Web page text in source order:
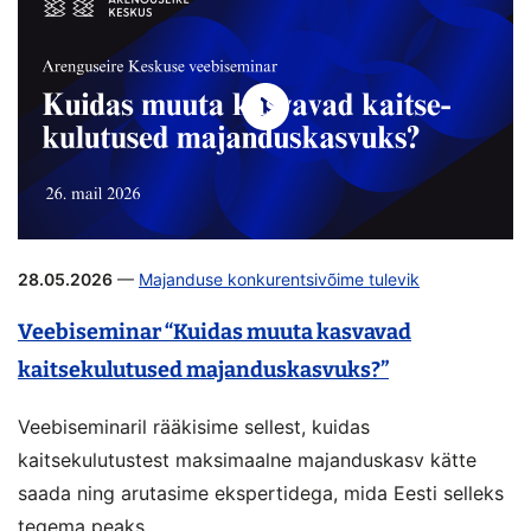
28.05.2026 — Majanduse konkurentsivõime tulevik
Veebiseminar “Kuidas muuta kasvavad
kaitsekulutused majanduskasvuks?”
Veebiseminaril rääkisime sellest, kuidas
kaitsekulutustest maksimaalne majanduskasv kätte
saada ning arutasime ekspertidega, mida Eesti selleks
tegema peaks.